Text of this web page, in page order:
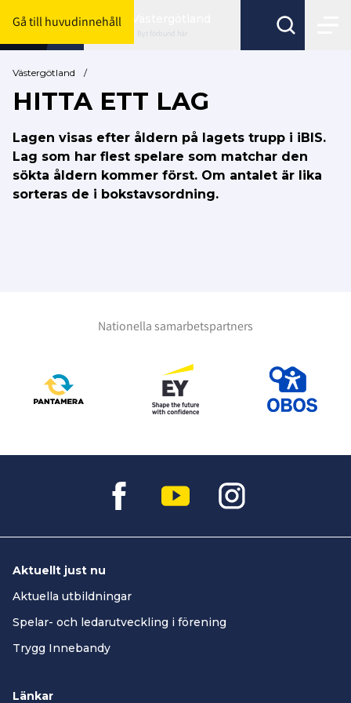
Gå till huvudinnehåll
Byt förbund här
Västergötland /
HITTA ETT LAG
Lagen visas efter åldern på lagets trupp i iBIS.
Lag som har flest spelare som matchar den
sökta åldern kommer först. Om antalet är lika
sorteras de i bokstavsordning.
Nationella samarbetspartners
Aktuellt just nu
Aktuella utbildningar
Spelar- och ledarutveckling i förening
Trygg Innebandy
Länkar